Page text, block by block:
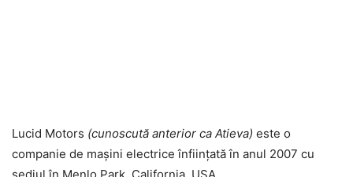
Lucid Motors (cunoscută anterior ca Atieva) este o
companie de mașini electrice înființată în anul 2007 cu